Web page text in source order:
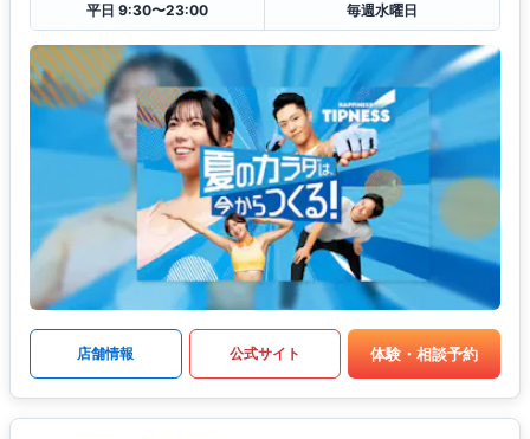
平日 9:30〜23:00
毎週水曜日
店舗情報 公式サイト 体験・相談予約